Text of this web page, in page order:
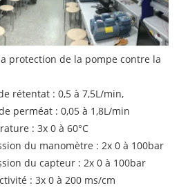
protection de la pompe contre la
rétentat : 0,5 à 7,5L/min,
perméat : 0,05 à 1,8L/min
: 3x 0 à 60°C
du manomètre : 2x 0 à 100bar
du capteur : 2x 0 à 100bar
: 3x 0 à 200 ms/cm